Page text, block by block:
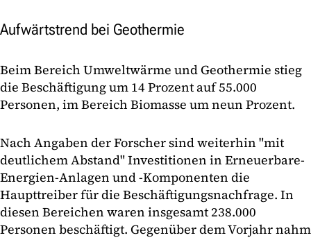
Aufwärtstrend bei Geothermie
Beim Bereich Umweltwärme und Geothermie stieg
die Beschäftigung um 14 Prozent auf 55.000
Personen, im Bereich Biomasse um neun Prozent.
Nach Angaben der Forscher sind weiterhin "mit
deutlichem Abstand" Investitionen in Erneuerbare-
Energien-Anlagen und -Komponenten die
Haupttreiber für die Beschäftigungsnachfrage. In
diesen Bereichen waren insgesamt 238.000
Personen beschäftigt. Gegenüber dem Vorjahr nahm